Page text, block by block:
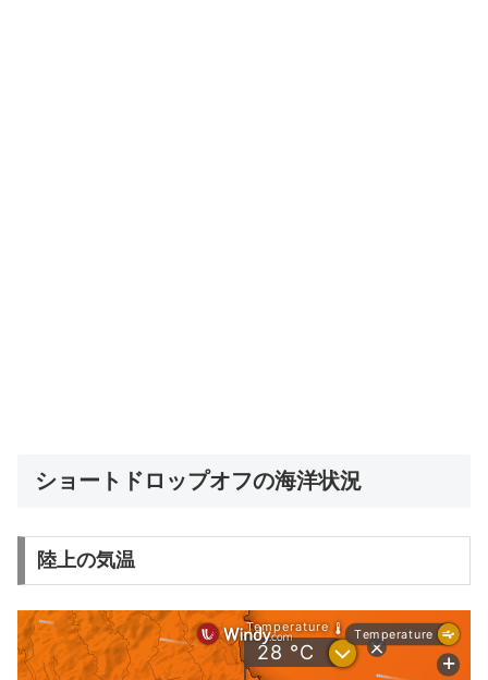
ショートドロップオフの海洋状況
陸上の気温